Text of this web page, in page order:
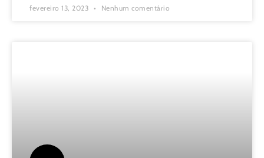
fevereiro 13, 2023 Nenhum comentário